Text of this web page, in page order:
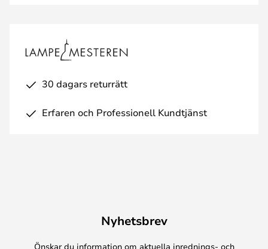
30 dagars returrätt
Erfaren och Professionell Kundtjänst
Nyhetsbrev
Önskar du information om aktuella inrednings- och